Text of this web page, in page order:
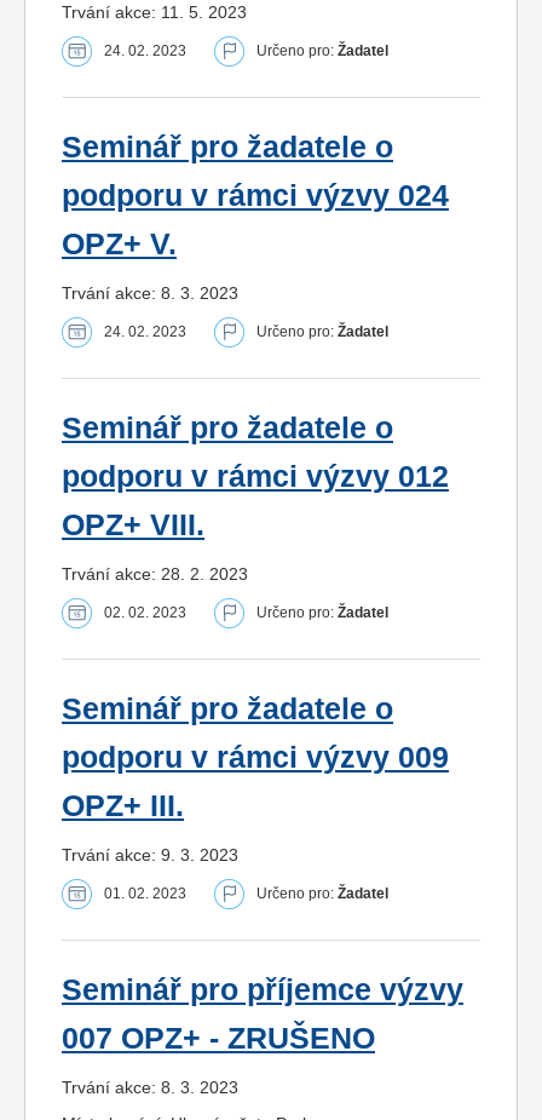
Trvání akce: 11. 5. 2023
24. 02. 2023 Určeno pro: Žadatel
Seminář pro žadatele o
podporu v rámci výzvy 024
OPZ+ V.
Trvání akce: 8. 3. 2023
24. 02. 2023 Určeno pro: Žadatel
Seminář pro žadatele o
podporu v rámci výzvy 012
OPZ+ VIII.
Trvání akce: 28. 2. 2023
02. 02. 2023 Určeno pro: Žadatel
Seminář pro žadatele o
podporu v rámci výzvy 009
OPZ+ III.
Trvání akce: 9. 3. 2023
01. 02. 2023 Určeno pro: Žadatel
Seminář pro příjemce výzvy
007 OPZ+ - ZRUŠENO
Trvání akce: 8. 3. 2023